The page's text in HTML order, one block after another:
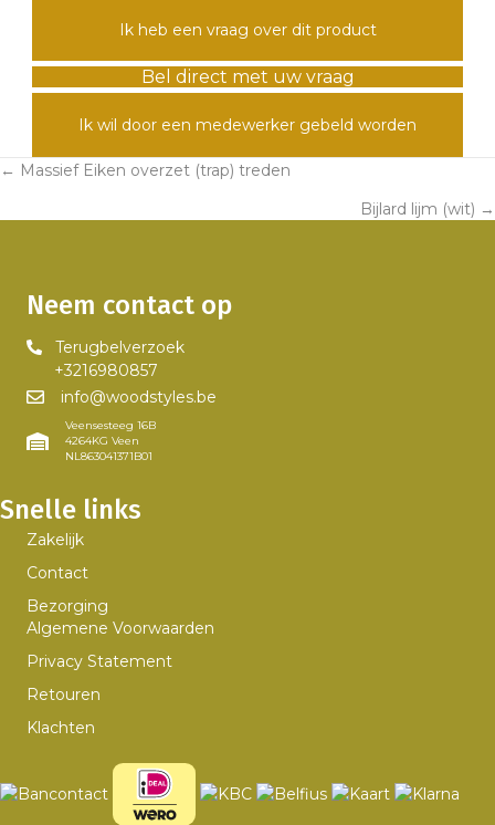
Ik heb een vraag over dit product
Bel direct met uw vraag
Ik wil door een medewerker gebeld worden
Posts
navigation
← Massief Eiken overzet (trap) treden
Bijlard lijm (wit) →
Neem contact op
Terugbelverzoek
+3216980857
info@woodstyles.be
Veensesteeg 16B
4264KG Veen
NL863041371B01
Snelle links
Zakelijk
Contact
Bezorging
Algemene Voorwaarden
Privacy Statement
Retouren
Klachten